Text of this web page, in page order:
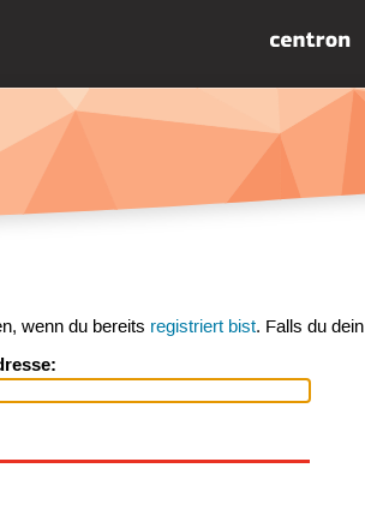
wenn du bereits registriert bist. Falls du